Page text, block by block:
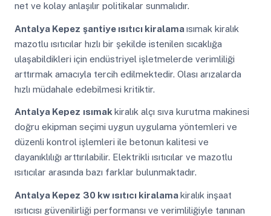
net ve kolay anlaşılır politikalar sunmalıdır.
Antalya Kepez şantiye ısıtıcı kiralamaısımak kiralık
mazotlu ısıtıcılar hızlı bir şekilde istenilen sıcaklığa
ulaşabildikleri için endüstriyel işletmelerde verimliliği
arttırmak amacıyla tercih edilmektedir. Olası arızalarda
hızlı müdahale edebilmesi kritiktir.
Antalya Kepez ısımak kiralık alçı sıva kurutma makinesi
doğru ekipman seçimi uygun uygulama yöntemleri ve
düzenli kontrol işlemleri ile betonun kalitesi ve
dayanıklılığı arttırılabilir. Elektrikli ısıtıcılar ve mazotlu
ısıtıcılar arasında bazı farklar bulunmaktadır.
Antalya Kepez 30 kw ısıtıcı kiralamakiralık inşaat
ısıtıcısı güvenilirliği performansı ve verimliliğiyle tanınan